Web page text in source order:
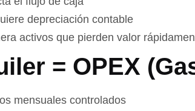
depreciación contable
activos que pierden valor
= OPEX
mensuales controlados